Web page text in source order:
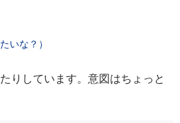
いな？）
りしています。意図はちょっと